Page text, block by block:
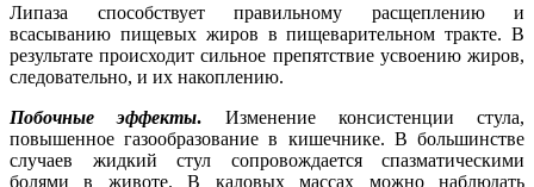
Липаза способствует правильному расщеплению и
всасыванию пищевых жиров в пищеварительном тракте. В
результате происходит сильное препятствие усвоению жиров,
следовательно, и их накоплению.
Побочные эффекты. Изменение консистенции стула,
повышенное газообразование в кишечнике. В большинстве
случаев жидкий стул сопровождается спазматическими
болями в животе. В каловых массах можно наблюдать